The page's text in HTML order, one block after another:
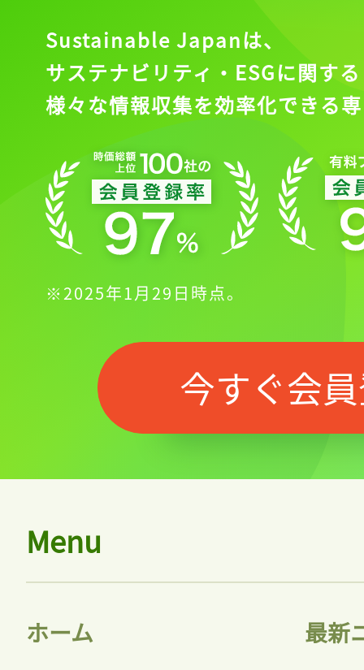
Sustainable Japanは、
サステナビリティ・ESGに関する
様々な情報収集を効率化できる
※2025年1月29日時点。
今すぐ会
Menu
ホーム 最新